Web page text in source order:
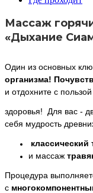
Массаж
«Дыхание
Один из основных
организма!
и отдохните с
здоровья! Для вас -
себя мудрость
классический
и массаж
Процедура
с